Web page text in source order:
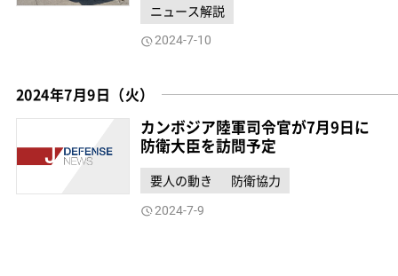
ニュース解説
2024-7-10
2024年7月9日（火）
カンボジア陸軍司令官が7月9日に
防衛大臣を訪問予定
要人の動き 防衛協力
2024-7-9